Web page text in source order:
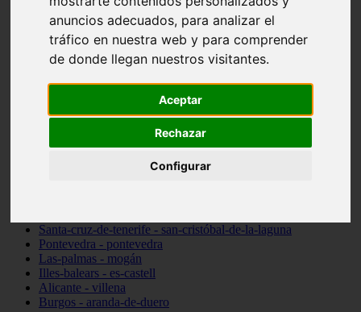
anuncios adecuados, para analizar el
tráfico en nuestra web y para comprender
de donde llegan nuestros visitantes.
Aceptar
Rechazar
Configurar
Madrid - leganés
Almería - roquetas-de-mar
Girona - tossa-de-mar
Barcelona - sant-cugat-del-vallès
Alicante - l39alfàs-del-pi
Barcelona - vilanova-i-la-geltrú
Illes-balears - alcúdia
Illes-balears - sant-antoni-de-portmany
Santa-cruz-de-tenerife - san-cristóbal-de-la-laguna
Pontevedra - pontevedra
Las-palmas - mogán
Illes-balears - es-castell
Alicante - villena
Burgos - aranda-de-duero